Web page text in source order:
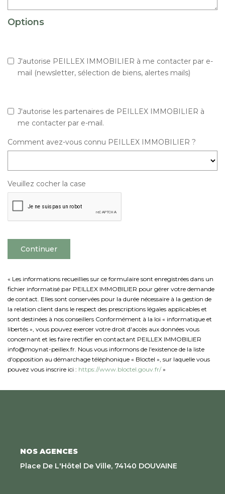
Options
J'autorise PEILLEX IMMOBILIER à me contacter par e-
mail (newsletter, sélection de biens, alertes mails)
J'autorise les partenaires de PEILLEX IMMOBILIER à
me contacter par e-mail.
Comment avez-vous connu PEILLEX IMMOBILIER ?
Veuillez cocher la case
Continuer
« Les informations recueillies sur ce formulaire sont enregistrées dans un
fichier informatisé par PEILLEX IMMOBILIER pour gérer votre demande
de contact. Elles sont conservées pour la durée nécessaire à la gestion de
la relation client dans le respect des prescriptions légales applicables et
sont destinées à nos conseillers Conformément à la loi « informatique et
libertés », vous pouvez exercer votre droit d'accès aux données vous
concernant et les faire rectifier en contactant PEILLEX IMMOBILIER
info@moynat-peillex.fr. Nous vous informons de l'existence de la liste
d'opposition au démarchage téléphonique « Bloctel », sur laquelle vous
pouvez vous inscrire ici : https://www.bloctel.gouv.fr/ »
NOS AGENCES
Place De L'Hôtel De Ville, 74140 DOUVAINE